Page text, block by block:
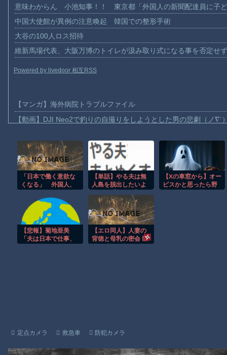
意味わからん 小池知事！！ 東京都「外国人の新聞配達員に子
中国大使館が異例の注意喚起 韓国での整形手術
大谷の100人ロス招待
維新馬場代表、大阪万博のトイレが汲み取り式になる事を否定せ
Powered by livedoor 相互RSS
【マンガ】海外病院トラブルファイル
【動画】DJI Neo2で釣りの自撮りをしようとした男の悲劇（ノ∇`
お前らがメイドイン韓国で認めてるもの 「キムチ」あと3つは？
AmazonのアツさMax！心も踊る「マンガ毎週末セール（50%還
【動画】これはお見事。中国重慶市で珍しい事故が撮影される。
【動画】ロシア軍のドローンをネット発射装置で撃墜するウクラ
【動画】逃げる判断はやっ！埼玉でスマホ運転のプリウスに当て
渡邊渚さん「私がPTSDと診断された当時、世間はまだPTSDと
「日本で働く意欲な
くなる」 外国人、
「届かない」…永住
許可厳格化で「日本
離れ」か
【単話】やる夫は無
人島を脱出したいよ
【Xの車窓から】オー
ビスかと思ったら野
【悲報】菊地亜美
「夫は日本で仕事、
【エロ同人】人妻の
背徳と母乳の密会 巨
定点カメラ 救急車 防犯カメラ